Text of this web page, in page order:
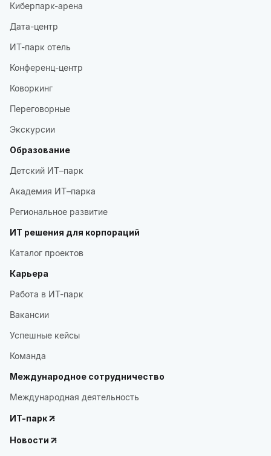
Киберпарк-арена
Дата-центр
ИТ-парк отель
Конференц-центр
Коворкинг
Переговорные
Экскурсии
Образование
Детский ИТ–парк
Академия ИТ–парка
Региональное развитие
ИТ решения для корпораций
Каталог проектов
Карьера
Работа в ИТ-парк
Вакансии
Успешные кейсы
Команда
Международное сотрудничество
Международная деятельность
ИТ-парк
Новости